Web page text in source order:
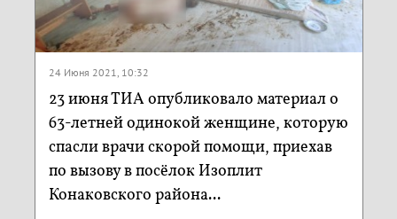
24 Июня 2021, 10:32
23 июня ТИА опубликовало материал о
63-летней одинокой женщине, которую
спасли врачи скорой помощи, приехав
по вызову в посёлок Изоплит
Конаковского района...